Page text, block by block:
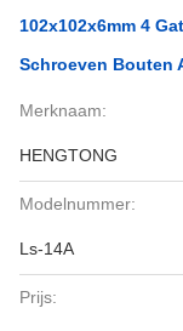
102x102x6mm 4
Schroeven Bouten
Merknaam:
HENGTONG
Modelnummer:
Ls-14A
Prijs: